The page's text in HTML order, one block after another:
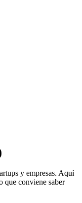
y empresas. Aquí
que conviene saber